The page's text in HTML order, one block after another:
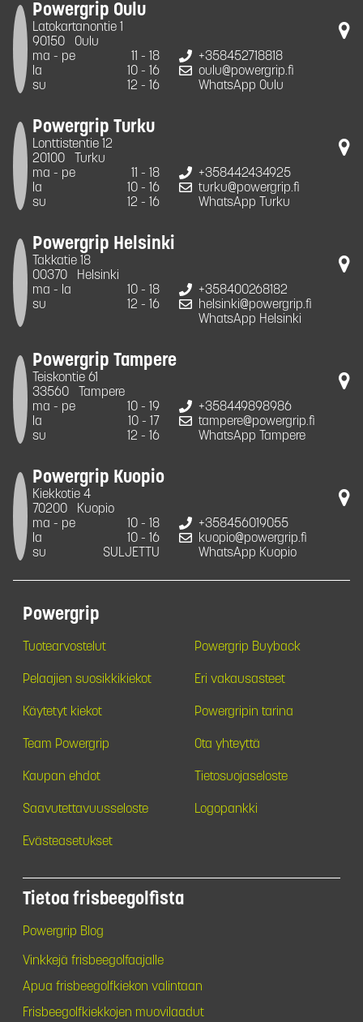
Powergrip Oulu
Latokartanontie 1
90150
Oulu
ma - pe
11 - 18
la
10 - 16
su
12 - 16
+358452718818
oulu@powergrip.fi
WhatsApp Oulu
Powergrip Turku
Lonttistentie 12
20100
Turku
ma - pe
11 - 18
la
10 - 16
su
12 - 16
+358442434925
turku@powergrip.fi
WhatsApp Turku
Powergrip Helsinki
Takkatie 18
00370
Helsinki
ma - la
10 - 18
su
12 - 16
+358400268182
helsinki@powergrip.fi
WhatsApp Helsinki
Powergrip Tampere
Teiskontie 61
33560
Tampere
ma - pe
10 - 19
la
10 - 17
su
12 - 16
+358449898986
tampere@powergrip.fi
WhatsApp Tampere
Powergrip Kuopio
Kiekkotie 4
70200
Kuopio
ma - pe
10 - 18
la
10 - 16
su
SULJETTU
+358456019055
kuopio@powergrip.fi
WhatsApp Kuopio
Powergrip
Tuotearvostelut Powergrip Buyback
Pelaajien suosikkikiekot Eri vakausasteet
Käytetyt kiekot Powergripin tarina
Team Powergrip Ota yhteyttä
Kaupan ehdot Tietosuojaseloste
Saavutettavuusseloste Logopankki
Evästeasetukset
Tietoa frisbeegolfista
Powergrip Blog
Vinkkejä frisbeegolfaajalle
Apua frisbeegolfkiekon valintaan
Frisbeegolfkiekkojen muovilaadut